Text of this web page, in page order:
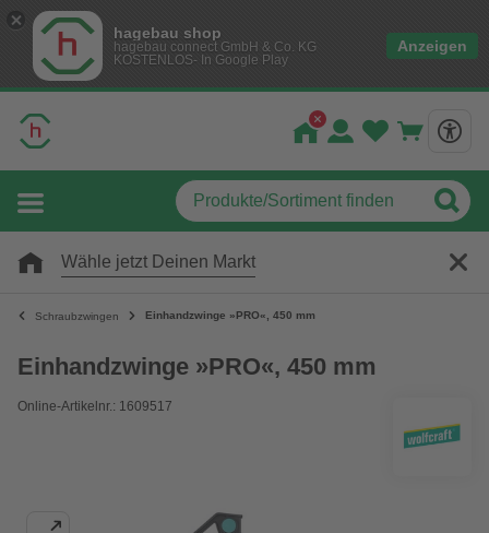
hagebau shop
hagebau connect GmbH & Co. KG
KOSTENLOS- In Google Play
Anzeigen
Wähle jetzt Deinen Markt
Schraubzwingen Einhandzwinge »PRO«, 450 mm
Einhandzwinge »PRO«, 450 mm
Online-Artikelnr.: 1609517